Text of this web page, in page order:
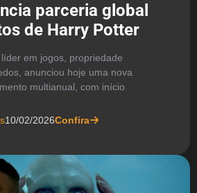
parceria global
de Harry Potter
em jogos, propriedade
anunciou hoje uma nova
multianual, com início
10/02/2026Confira